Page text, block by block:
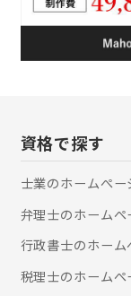
資格で探す
士業のホームぺー
弁理士のホームぺ
行政書士のホーム
税理士のホームぺ